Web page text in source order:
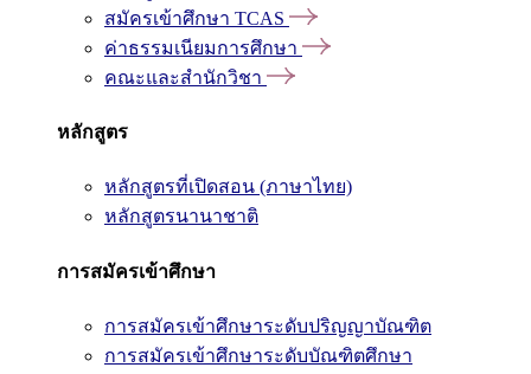
สมัครเข้าศึกษา TCAS
ค่าธรรมเนียมการศึกษา
คณะและสำนักวิชา
หลักสูตร
หลักสูตรที่เปิดสอน (ภาษาไทย)
หลักสูตรนานาชาติ
การสมัครเข้าศึกษา
การสมัครเข้าศึกษาระดับปริญญาบัณฑิต
การสมัครเข้าศึกษาระดับบัณฑิตศึกษา